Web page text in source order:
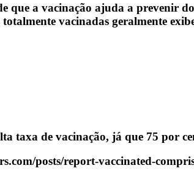
que a vacinação ajuda a prevenir
totalmente vacinadas geralmente
taxa de vacinação, já que 75 por
posts/report-vaccinated-